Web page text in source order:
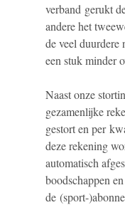
verband gerukt
andere het
de veel duurdere
een stuk minder
Naast onze
gezamenlijke
gestort en per
deze rekening
automatisch
boodschappen
de (sport-